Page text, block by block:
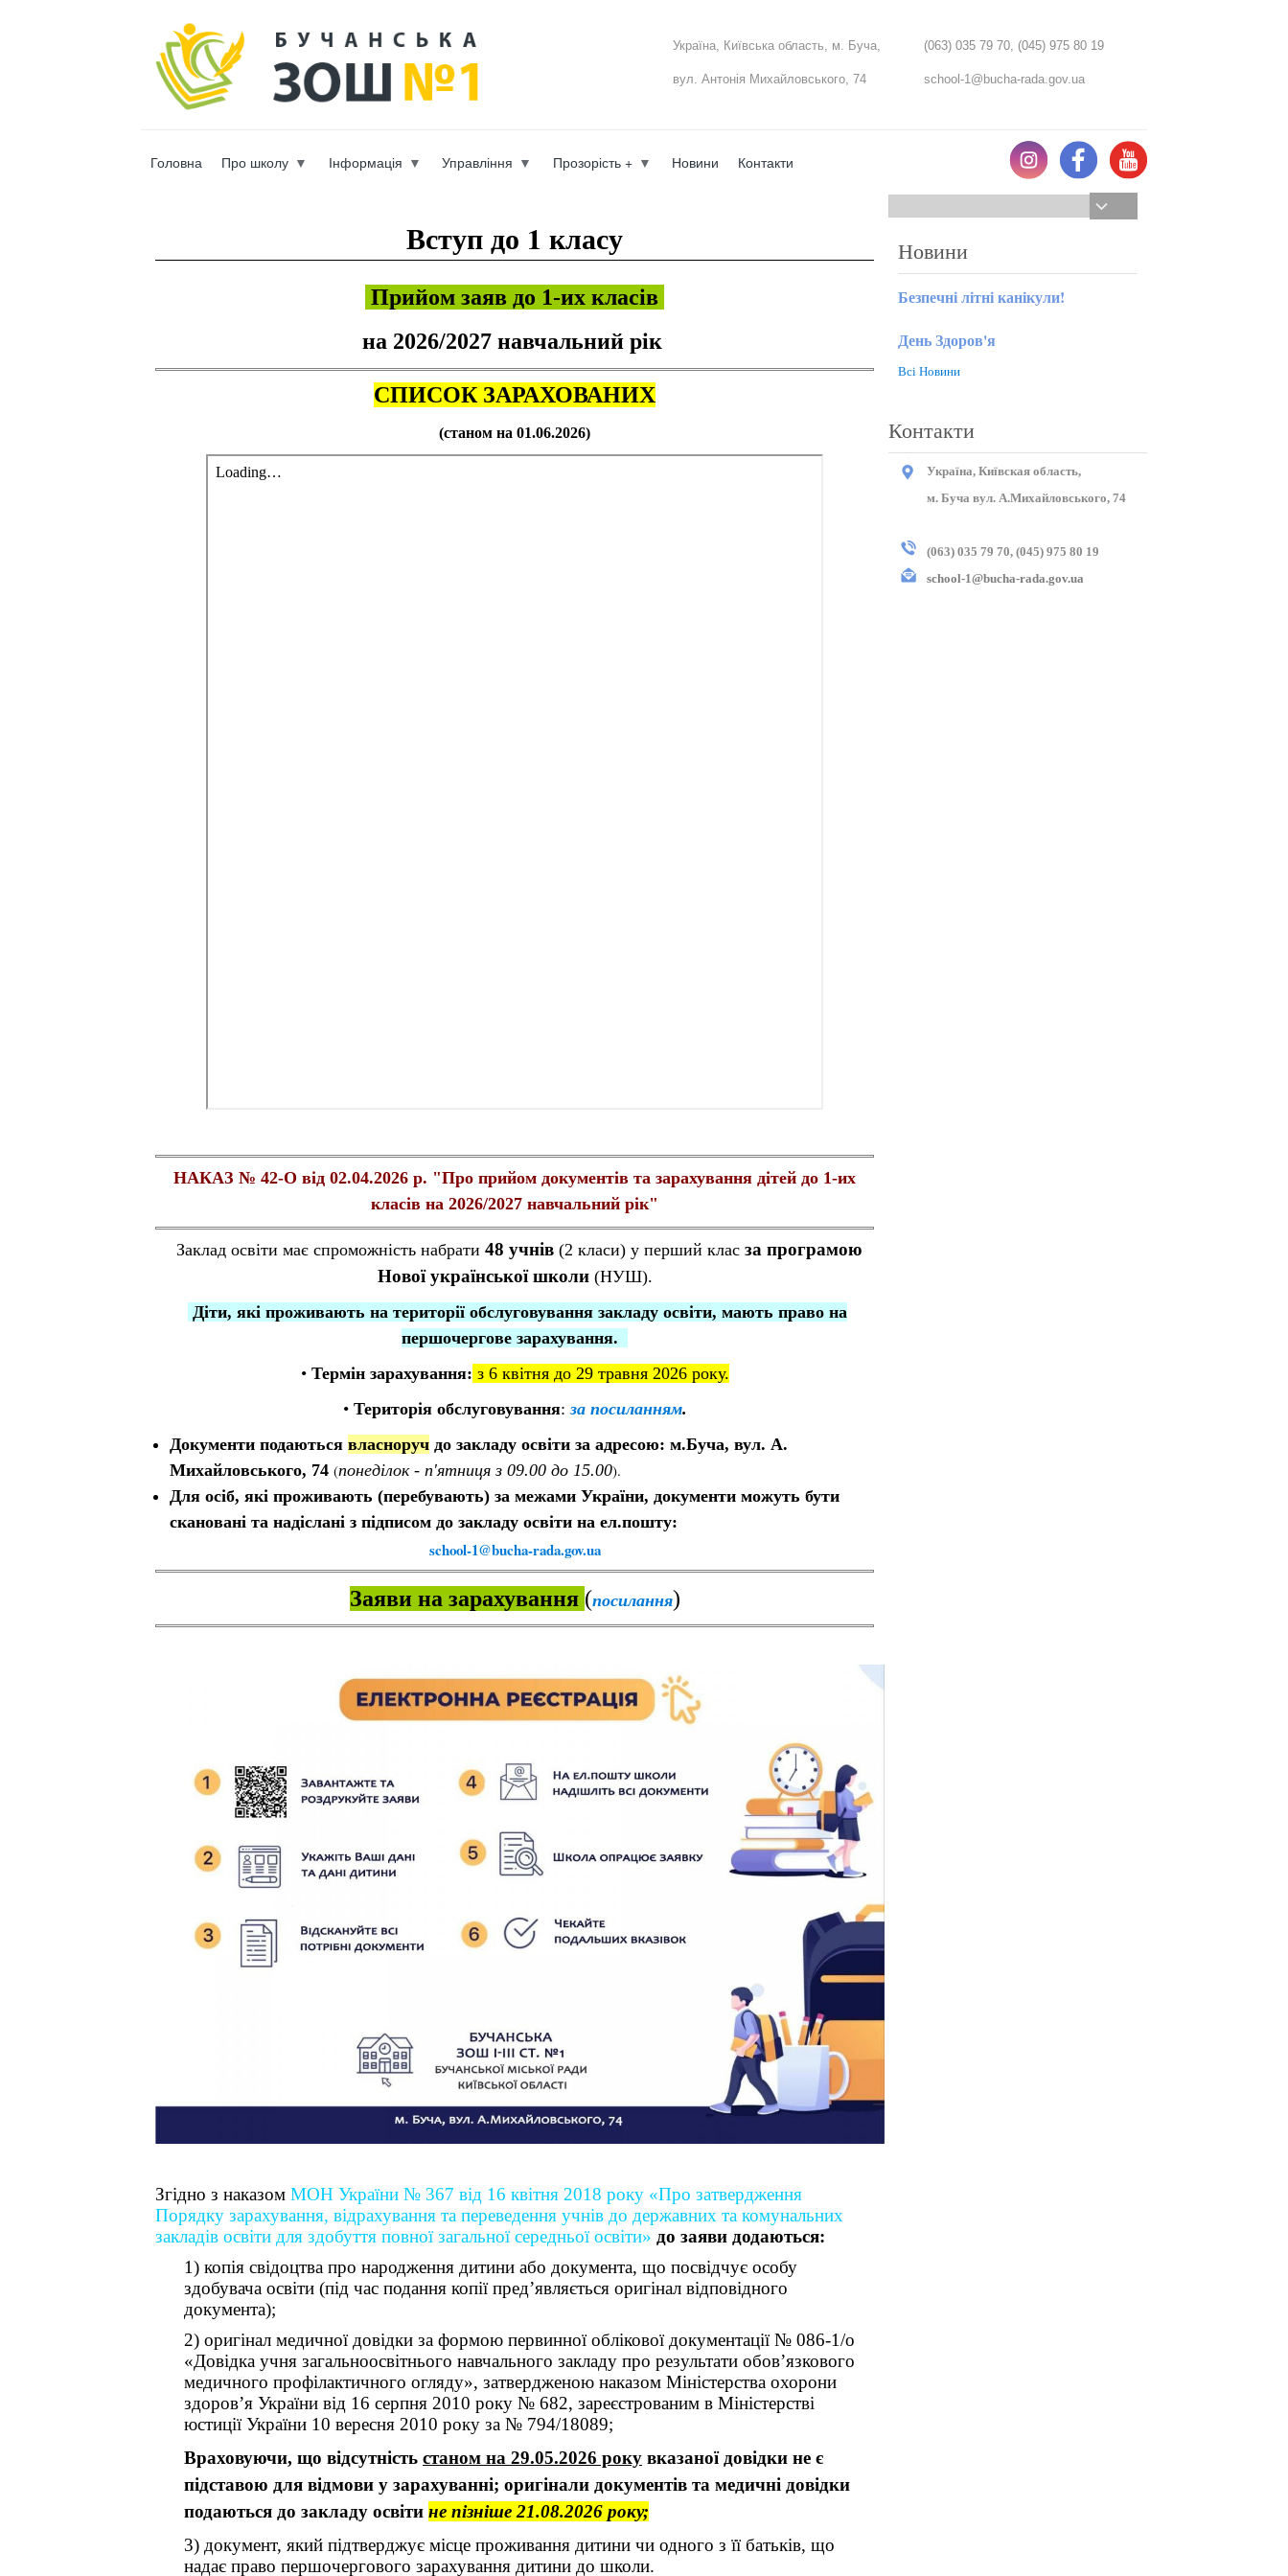
(063) 035 79 70, (045) 975 80 19
school-1@bucha-rada.gov.ua
Україна, Київська область, м. Буча,
вул. Антонія Михайловського, 74
Головна Про школу Інформація Управління Прозорість + Новини Контакти
Вступ до 1 класу
Прийом заяв до 1-их класів
на 2026/2027 навчальний рік
СПИСОК ЗАРАХОВАНИХ
(станом на 01.06.2026)
НАКАЗ № 42-О від 02.04.2026 р. "Про прийом документів та зарахування дітей до 1-их
класів на 2026/2027 навчальний рік"
Заклад освіти має спроможність набрати 48 учнів (2 класи) у перший клас за програмою
Нової української школи(НУШ).
Діти, які проживають на території обслуговування закладу освіти, мають право на
першочергове зарахування.
•Термін зарахування: з 6 квітня до 29 травня 2026 року.
• Територія обслуговування:за посиланням.
Документи подаються власноруч до закладу освіти за адресою: м.Буча, вул. А.
Михайловського, 74(понеділок - п'ятниця з 09.00 до 15.00).
Для осіб, які проживають (перебувають) за межами України, документи можуть бути
скановані та надіслані з підписом до закладу освіти на ел.пошту:
school-1@bucha-rada.gov.ua
Заяви на зарахування (посилання)
Згідно з наказом МОН України № 367 від 16 квітня 2018 року «Про затвердження
Порядку зарахування, відрахування та переведення учнів до державних та комунальних
закладів освіти для здобуття повної загальної середньої освіти» до заяви додаються:
1) копія свідоцтва про народження дитини або документа, що посвідчує особу
здобувача освіти (під час подання копії пред’являється оригінал відповідного
документа);
2) оригінал медичної довідки за формою первинної облікової документації № 086-1/о
«Довідка учня загальноосвітнього навчального закладу про результати обов’язкового
медичного профілактичного огляду», затвердженою наказом Міністерства охорони
здоров’я України від 16 серпня 2010 року № 682, зареєстрованим в Міністерстві
юстиції України 10 вересня 2010 року за № 794/18089;
Враховуючи, що відсутність станом на 29.05.2026 року вказаної довідки не є
підставою для відмови у зарахуванні; оригінали документів та медичні довідки
подаються до закладу освіти не пізніше 21.08.2026 року;
3) документ, який підтверджує місце проживання дитини чи одного з її батьків, що
надає право першочергового зарахування дитини до школи.
Знайти
Новини
Безпечні літні канікули!
День Здоров'я
Всі Новини
Контакти
Україна, Київская область,
м. Буча вул. А.Михайловського, 74
(063) 035 79 70, (045) 975 80 19
school-1@bucha-rada.gov.ua